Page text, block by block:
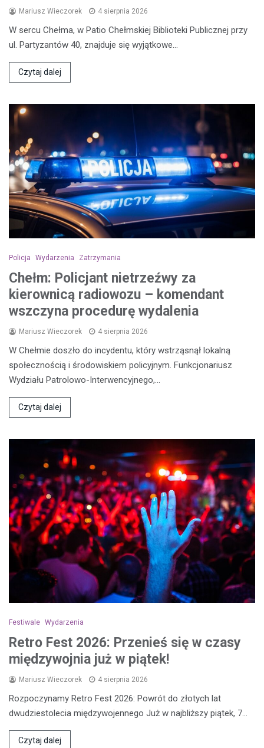
Mariusz Wieczorek 4 sierpnia 2026
W sercu Chełma, w Patio Chełmskiej Biblioteki Publicznej przy
ul. Partyzantów 40, znajduje się wyjątkowe…
Czytaj dalej
Policja Wydarzenia Zatrzymania
Chełm: Policjant nietrzeźwy za
kierownicą radiowozu – komendant
wszczyna procedurę wydalenia
Mariusz Wieczorek 4 sierpnia 2026
W Chełmie doszło do incydentu, który wstrząsnął lokalną
społecznością i środowiskiem policyjnym. Funkcjonariusz
Wydziału Patrolowo-Interwencyjnego,…
Czytaj dalej
Festiwale Wydarzenia
Retro Fest 2026: Przenieś się w czasy
międzywojnia już w piątek!
Mariusz Wieczorek 4 sierpnia 2026
Rozpoczynamy Retro Fest 2026: Powrót do złotych lat
dwudziestolecia międzywojennego Już w najbliższy piątek, 7…
Czytaj dalej